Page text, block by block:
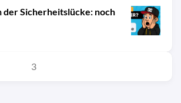
der Sicherheitslücke: noch
3